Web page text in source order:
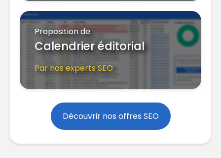
Proposition de
Calendrier éditorial
Par nos experts SEO
Découvrir nos offres SEO